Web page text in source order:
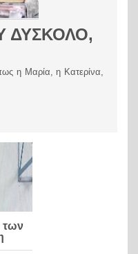
ΔΥΣΚΟΛΟ,
η Μαρία, η Κατερίνα,
των